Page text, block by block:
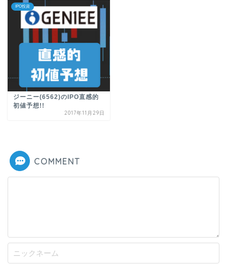
IPO投資
ジーニー(6562)のIPO直感的
初値予想!!
2017年11月29日
COMMENT